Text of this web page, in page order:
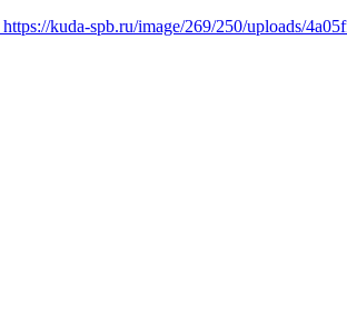
https://kuda-spb.ru/image/269/250/uploads/